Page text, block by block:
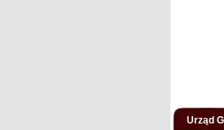
Urząd